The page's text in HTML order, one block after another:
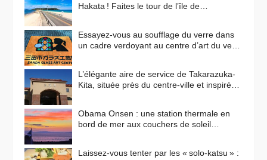
Hakata ! Faites le tour de l’île de
Essayez-vous au soufflage du verre dans
un cadre verdoyant au centre d’art du verre
L’élégante aire de service de Takarazuka-
Kita, située près du centre-ville et inspirée
Obama Onsen : une station thermale en
bord de mer aux couchers de soleil
Laissez-vous tenter par les « solo-katsu » :